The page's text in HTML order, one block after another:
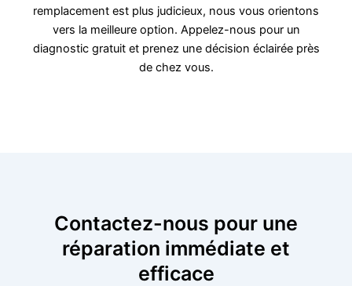
remplacement est plus judicieux, nous vous orientons
vers la meilleure option. Appelez-nous pour un
diagnostic gratuit et prenez une décision éclairée près
de chez vous.
Contactez-nous pour une
réparation immédiate et
efficace